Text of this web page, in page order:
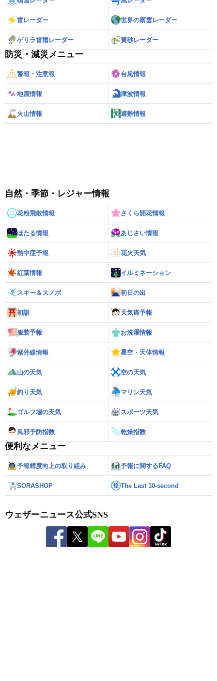
雷レーダー 世界の雨雲レーダー
ゲリラ雷雨レーダー 黄砂レーダー
防災・減災メニュー
警報・注意報 台風情報
地震情報 津波情報
火山情報 避難情報
自然・季節・レジャー情報
花粉飛散情報 さくら開花情報
ほたる情報 あじさい情報
熱中症予報 花火天気
紅葉情報 イルミネーション
スキー＆スノボ 初日の出
初詣 天気痛予報
服装予報 お洗濯情報
紫外線情報 星空・天体情報
山の天気 空の天気
釣り天気 マリン天気
ゴルフ場の天気 スポーツ天気
風邪予防指数 乾燥指数
便利なメニュー
予報精度向上の取り組み 予報に関するFAQ
SORASHOP The Last 10-second
ウェザーニュース公式SNS